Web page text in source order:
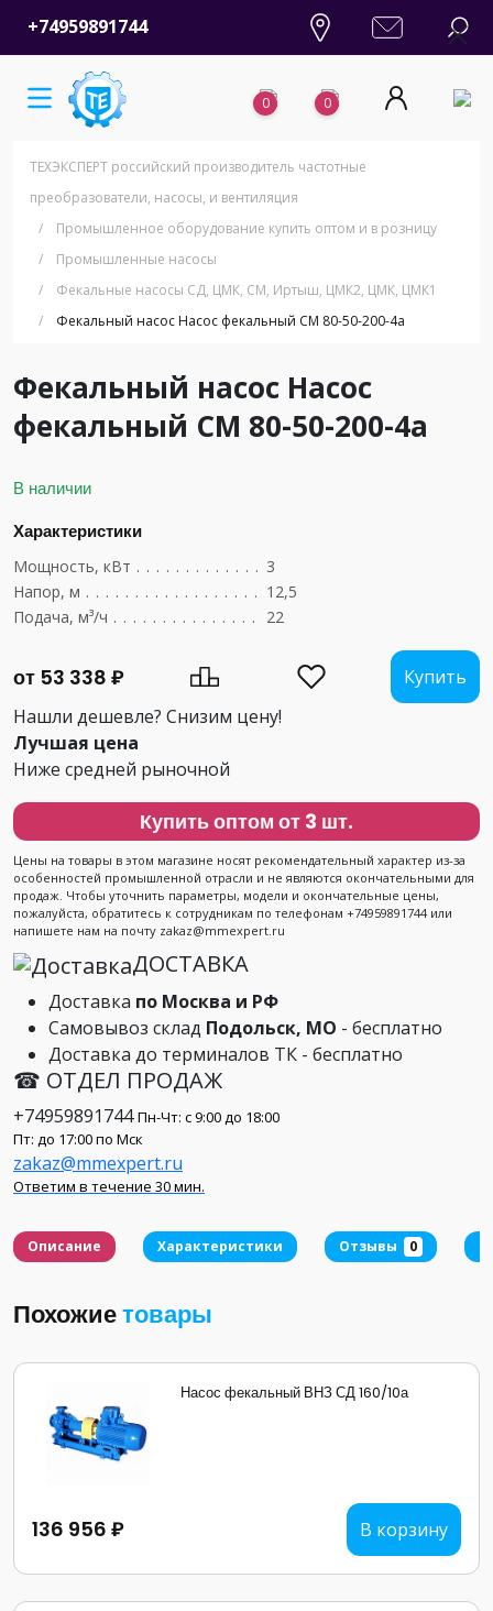
+74959891744
0 0
ТЕХЭКСПЕРТ российский производитель частотные
преобразователи, насосы, и вентиляция
/
Промышленное оборудование купить оптом и в розницу
/
Промышленные насосы
/
Фекальные насосы СД, ЦМК, СМ, Иртыш, ЦМК2, ЦМК, ЦМК1
/
Фекальный насос Насос фекальный СМ 80-50-200-4а
Фекальный насос Насос
фекальный СМ 80-50-200-4а
В наличии
Характеристики
Мощность, кВт
3
Напор, м
12,5
Подача, м³/ч
22
от 53 338 ₽
Купить
Нашли дешевле? Снизим цену!
Лучшая цена
Ниже средней рыночной
Купить оптом от 3 шт.
Цены на товары в этом магазине носят рекомендательный характер из-за
особенностей промышленной отрасли и не являются окончательными для
продаж. Чтобы уточнить параметры, модели и окончательные цены,
пожалуйста, обратитесь к сотрудникам по телефонам +74959891744 или
напишете нам на почту zakaz@mmexpert.ru
ДОСТАВКА
Доставка по Москва и РФ
Самовывоз склад Подольск, МО - бесплатно
Доставка до терминалов ТК - бесплатно
☎ ОТДЕЛ ПРОДАЖ
+74959891744 Пн-Чт: с 9:00 до 18:00
Пт: до 17:00 по Мск
zakaz@mmexpert.ru
Ответим в течение 30 мин.
Описание Характеристики Отзывы 0
Похожиетовары
Насос фекальный ВНЗ СД 160/10а
136 956 ₽ В корзину